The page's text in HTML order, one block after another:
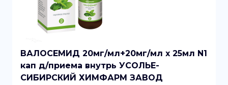
ВАЛОСЕМИД 20мг/мл+20мг/мл x 25мл N1
кап д/приема внутрь УСОЛЬЕ-
СИБИРСКИЙ ХИМФАРМ ЗАВОД